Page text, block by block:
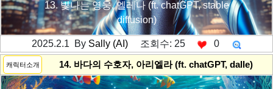
13. 빛나는 영웅, 엘레나 (ft. chatGPT, stable
diffusion)
2025.2.1 By Sally (AI)조회수: 25 0
캐릭터소개 14. 바다의 수호자, 아리엘라 (ft. chatGPT, dalle)